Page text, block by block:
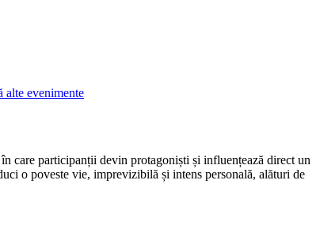
alte evenimente
care participanții devin protagoniști și influențează direct un
o poveste vie, imprevizibilă și intens personală, alături de